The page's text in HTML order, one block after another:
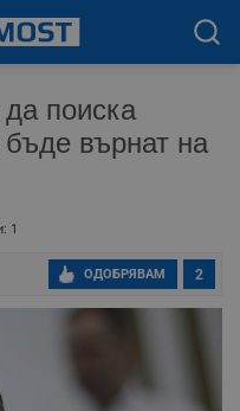
поиска
върнат на
1
2
ОДОБРЯВАМ